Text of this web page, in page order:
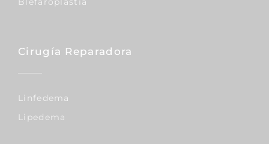
Cirugía Reparadora
Linfedema
Lipedema